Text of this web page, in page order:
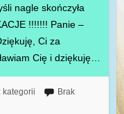
nagle skończyła
!!!!!!! Panie –
Ci za
Cię i dziękuję…
kategorii
Brak